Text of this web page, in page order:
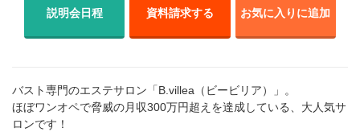
説明会日程 資料請求する お気に入りに追加
バスト専門のエステサロン「B.villea（ビービリア）」。
ほぼワンオペで脅威の月収300万円超えを達成している、大人気サ
ロンです！